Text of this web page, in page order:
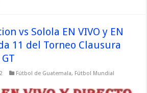
vs Solola EN VIVO y EN
11 del Torneo Clausura
Fútbol de Guatemala, Fútbol Mundial